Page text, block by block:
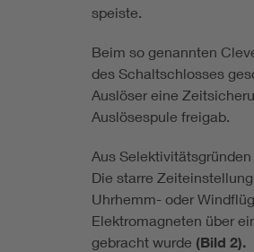
speiste.
Beim so genannten
des Schaltschlosses
Auslöser eine
Auslösespule freigab.
Aus
Die starre
Uhrhemm- oder
Elektromagneten über
gebracht wurde (Bild 2).